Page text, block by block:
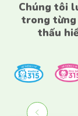
Chúng tôi
trong từng
thấu